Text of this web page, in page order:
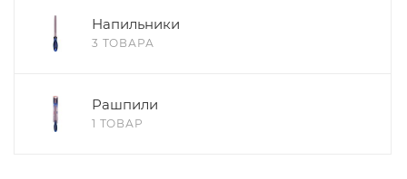
Напильники
3 ТОВАРА
Рашпили
1 ТОВАР